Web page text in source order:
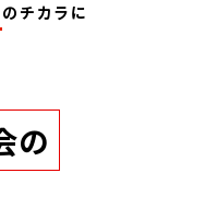
のチカラに
の